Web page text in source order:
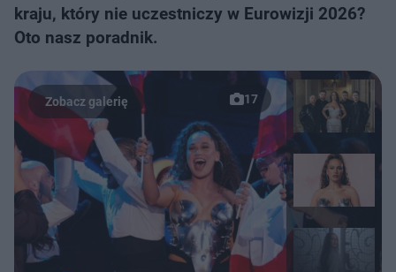
kraju, który nie uczestniczy w Eurowizji 2026?
Oto nasz poradnik.
17